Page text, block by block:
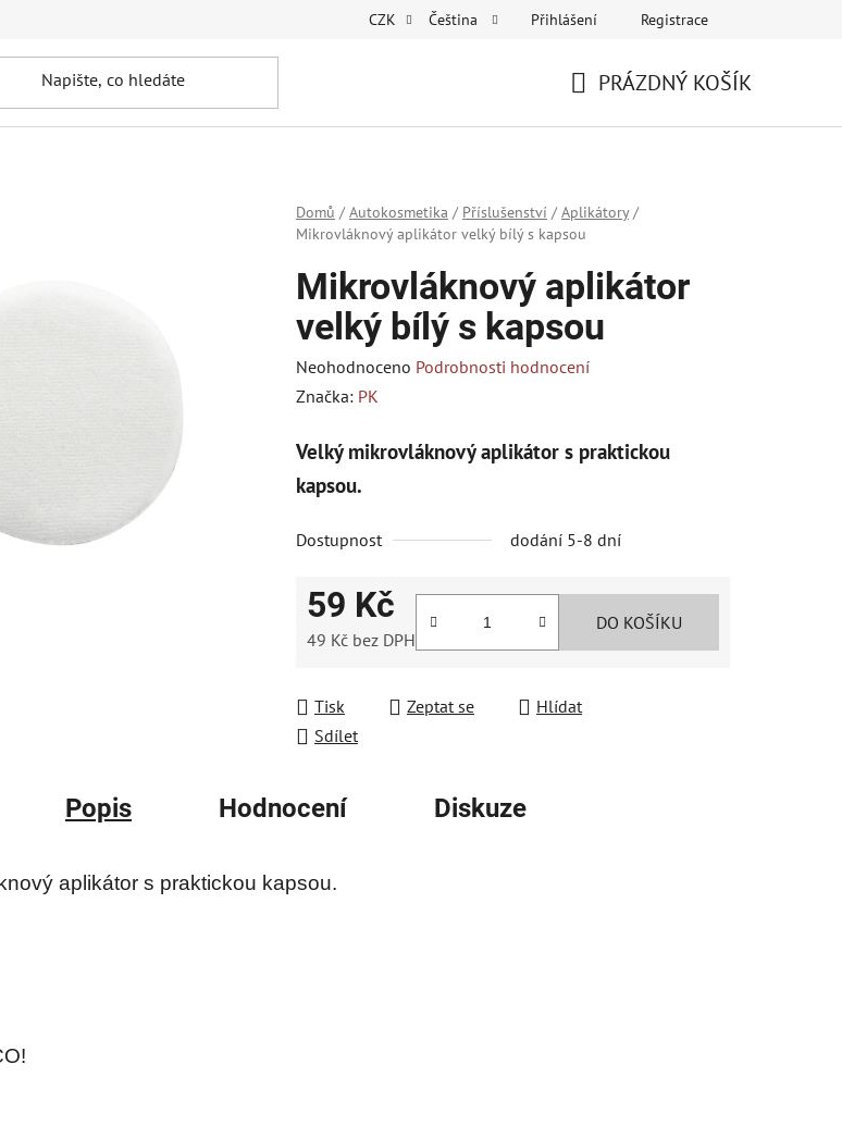
CZK Čeština Přihlášení Registrace
PRÁZDNÝ KOŠÍK
Domů / Autokosmetika / Příslušenství / Aplikátory /
Mikrovláknový aplikátor velký bílý s kapsou
Mikrovláknový aplikátor
velký bílý s kapsou
Průměrné
hodnocení
je
0,0
5
Neohodnoceno Podrobnosti hodnocení
Značka: PK
Velký mikrovláknový aplikátor s praktickou
kapsou.
Dostupnost dodání 5-8 dní
59 Kč
49 Kč bez DPH
DO KOŠÍKU
Tisk Zeptat se
Hlídat
Sdílet
Popis Hodnocení Diskuze
aplikátor s praktickou kapsou.